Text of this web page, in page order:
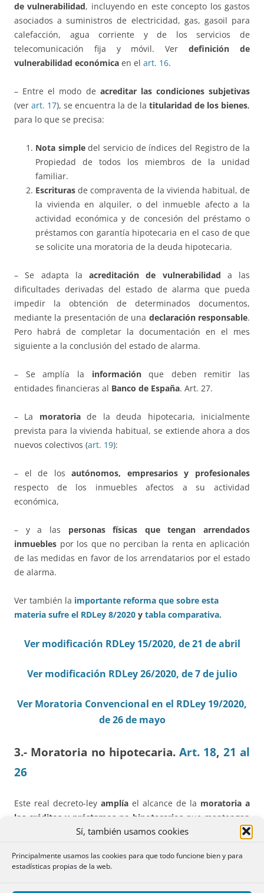
Sí, también usamos cookies
Principalmente usamos las cookies para que todo funcione bien y para
estadísticas propias de la web.
de vulnerabilidad, incluyendo en este concepto los gastos
asociados a suministros de electricidad, gas, gasoil para
calefacción, agua corriente y de los servicios de
telecomunicación fija y móvil. Verdefinición de
vulnerabilidad económica en el art. 16.
– Entre el modo de acreditar las condiciones subjetivas
(ver art. 17), se encuentra la de la titularidad de los bienes,
para lo que se precisa:
Nota simpledel servicio de índices del Registro de la
Propiedad de todos los miembros de la unidad
familiar.
Escriturasde compraventa de la vivienda habitual, de
la vivienda en alquiler, o del inmueble afecto a la
actividad económica y de concesión del préstamo o
préstamos con garantía hipotecaria en el caso de que
se solicite una moratoria de la deuda hipotecaria.
– Se adapta la acreditación de vulnerabilidad a las
dificultades derivadas del estado de alarma que pueda
impedir la obtención de determinados documentos,
mediante la presentación de una declaración responsable.
Pero habrá de completar la documentación en el mes
siguiente a la conclusión del estado de alarma.
– Se amplía la informaciónque deben remitir las
entidades financieras al Banco de España. Art. 27.
– La moratoriade la deuda hipotecaria, inicialmente
prevista para la vivienda habitual, se extiende ahora a dos
nuevos colectivos (art. 19):
– el de losautónomos, empresarios y profesionales
respecto de los inmuebles afectos a su actividad
económica,
– y a las personas físicas que tengan arrendados
inmuebles por los que no perciban la renta en aplicación
de las medidas en favor de los arrendatarios por el estado
de alarma.
Ver también la importante reforma que sobre esta
materia sufre el RDLey 8/2020 y tabla comparativa.
Ver modificación RDLey 15/2020, de 21 de abril
Ver modificación RDLey 26/2020, de 7 de julio
Ver Moratoria Convencional en el RDLey 19/2020,
de 26 de mayo
3.- Moratoria no hipotecaria.Art. 18, 21 al
26
Este real decreto-ley amplía el alcance de la moratoria a
los créditos y préstamos no hipotecarios que mantengan
las personas en situación devulnerabilidad económica,
supuestos de vulnerabilidad